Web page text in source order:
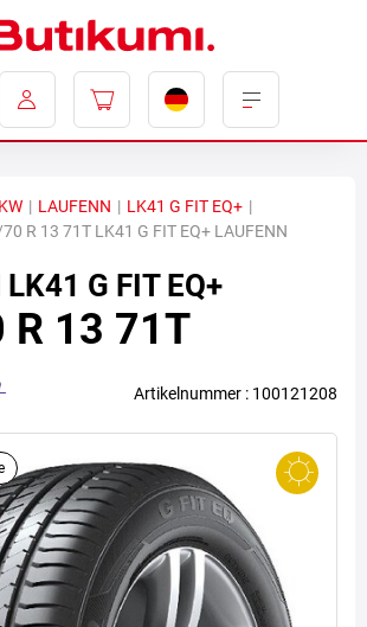
| LAUFENN | LK41 G FIT EQ+ |
R 13 71T LK41 G FIT EQ+ LAUFENN
LK41 G FIT EQ+
R 13 71T
Artikelnummer : 100121208